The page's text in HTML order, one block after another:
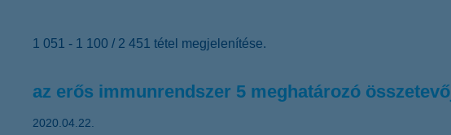
1 051 - 1 100 / 2 451 tétel megjelenítése.
az erős immunrendszer 5 meghatározó
2020.04.22.